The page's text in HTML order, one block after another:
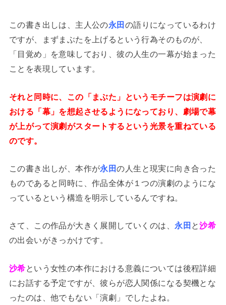
この書き出しは、主人公の永田 の語りになっているわけ
ですが、まずまぶたを上げるという行為そのものが、
「目覚め」を意味しており、彼の人生の一幕が始まった
ことを表現しています。
それと同時に、この「まぶた」というモチーフは演劇に
おける「幕」を想起させるようになっており、劇場で幕
が上がって演劇がスタートするという光景を重ねている
のです。
この書き出しが、本作が永田の人生と現実に向き合った
ものであると同時に、作品全体が１つの演劇のようにな
っているという構造を明示しているんですね。
さて、この作品が大きく展開していくのは、 永田 と沙希
の出会いがきっかけです。
沙希という女性の本作における意義については後程詳細
にお話する予定ですが、彼らが恋人関係になる契機とな
ったのは、他でもない「演劇」でしたよね。